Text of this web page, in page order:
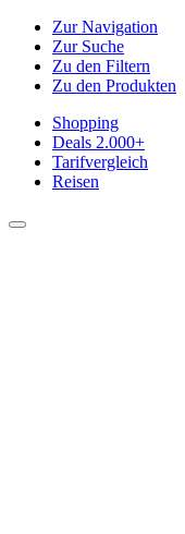
Zur Navigation
Zur Suche
Zu den Filtern
Zu den Produkten
Shopping
Deals 2.000+
Tarifvergleich
Reisen